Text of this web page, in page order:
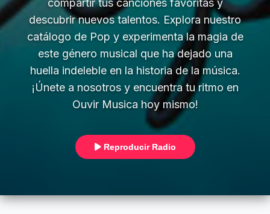
compartir tus canciones favoritas y
descubrir nuevos talentos. Explora nuestro
catálogo de Pop y experimenta la magia de
este género musical que ha dejado una
huella indeleble en la historia de la música.
¡Únete a nosotros y encuentra tu ritmo en
Ouvir Musica hoy mismo!
Reproducir Radio